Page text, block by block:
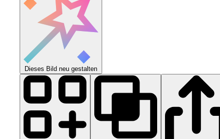
Dieses Bild neu gestalten